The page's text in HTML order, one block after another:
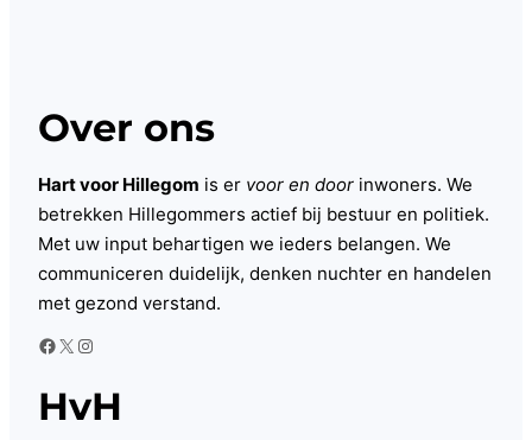
Over ons
Hart voor Hillegom is er voor en door inwoners. We
betrekken Hillegommers actief bij bestuur en politiek.
Met uw input behartigen we ieders belangen. We
communiceren duidelijk, denken nuchter en handelen
met gezond verstand.
Facebook X Instagram
HvH